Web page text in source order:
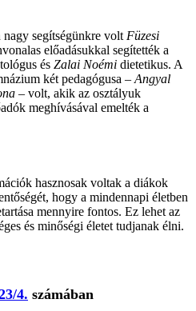
segítségünkre volt Füzesi
előadásukkal segítették a
és Zalai Noémi dietetikus. A
két pedagógusa – Angyal
– volt, akik az osztályuk
meghívásával emelték a
hasznosak voltak a diákok
hogy a mindennapi életben
mennyire fontos. Ez lehet az
és minőségi életet tudjanak élni.
4. számában